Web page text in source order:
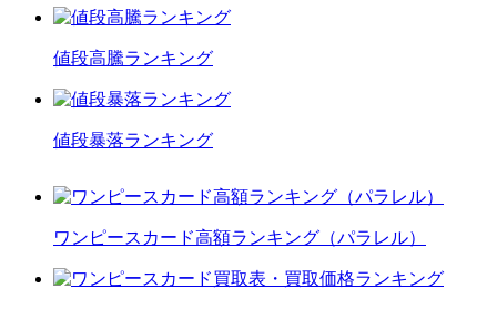
値段高騰ランキング
値段暴落ランキング
ワンピースカード高額ランキング（パラレル）